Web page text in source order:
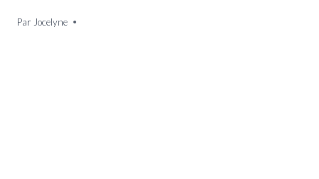
Par Jocelyne
12 janvier 2025